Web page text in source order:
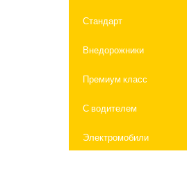
Стандарт
Внедорожники
Премиум класс
С водителем
Электромобили